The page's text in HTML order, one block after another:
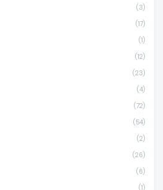
(3)
(17)
(1)
(12)
(23)
(4)
(72)
(54)
(2)
(26)
(6)
(1)